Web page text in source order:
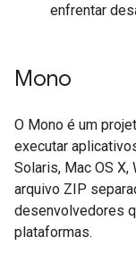
enfrentar
Mono
O Mono é um
executar
Solaris, Mac OS
arquivo ZIP
desenvolvedores
plataformas.